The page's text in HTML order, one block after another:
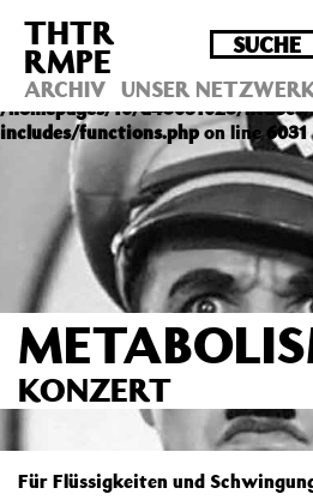
Deprecated : Die Funktion
Version 4.4.0 veraltet! Verwende
get_permalink(). in
/homepages/10/d43051023/
includes/functions.phpon line6031
THTR
RMPE
ARCHIV UNSER
KONZERT
Für Flüssigkeiten und